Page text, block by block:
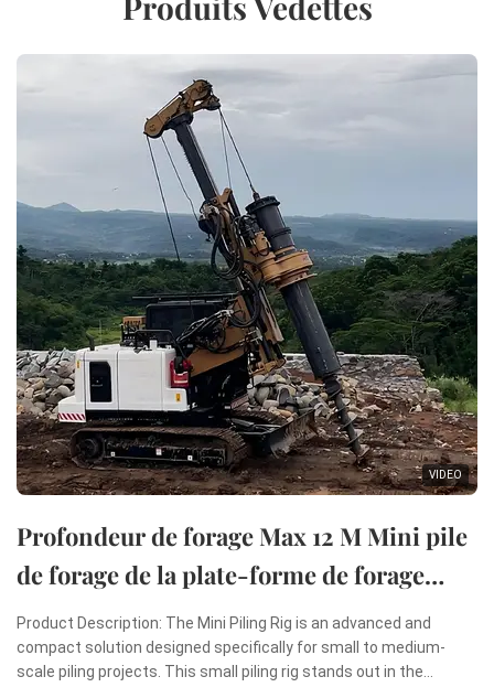
VIDEO
Profondeur de forage Max 12 M Mini pile
de forage de la plate-forme de forage
rotatif Mini machine de pilonnage
Product Description: The Mini Piling Rig is an advanced and
compact solution designed specifically for small to medium-
scale piling projects. This small piling rig stands out in the